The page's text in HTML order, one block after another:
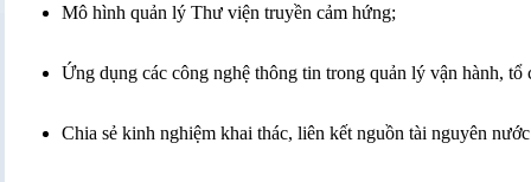
Mô hình quản lý Thư viện truyền cảm hứng;
Ứng dụng các công nghệ thông tin trong quản lý vận hành,
Chia sẻ kinh nghiệm khai thác, liên kết nguồn tài nguyên